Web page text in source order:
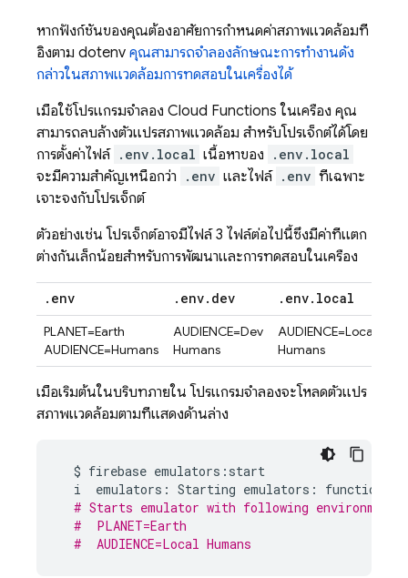
หากฟังก์ชันของคุณต้องอาศัยการกำหนดค่าสภาพแวดล้อมที่
อิงตาม dotenv คุณสามารถจำลองลักษณะการทำงานดัง
กล่าวในสภาพแวดล้อมการทดสอบในเครื่องได้
เมื่อใช้โปรแกรมจำลอง Cloud Functions ในเครื่อง คุณ
สามารถลบล้างตัวแปรสภาพแวดล้อม สำหรับโปรเจ็กต์ได้โดย
การตั้งค่าไฟล์ .env.local เนื้อหาของ .env.local
จะมีความสำคัญเหนือกว่า .env และไฟล์ .env ที่เฉพาะ
เจาะจงกับโปรเจ็กต์
ตัวอย่างเช่น โปรเจ็กต์อาจมีไฟล์ 3 ไฟล์ต่อไปนี้ซึ่งมีค่าที่แตก
ต่างกันเล็กน้อยสำหรับการพัฒนาและการทดสอบในเครื่อง
. env . env. dev . env. local
PLANET=Earth
AUDIENCE=Humans
AUDIENCE=Dev
Humans
AUDIENCE=Local
Humans
เมื่อเริ่มต้นในบริบทภายใน โปรแกรมจำลองจะโหลดตัวแปร
สภาพแวดล้อมตามที่แสดงด้านล่าง
$ firebase emulators : start
i
emulators : Starting emulators :
functions
# Starts emulator with following environment
#  PLANET=Earth
#  AUDIENCE=Local Humans